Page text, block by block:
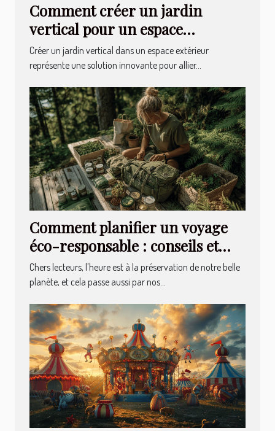
Comment créer un jardin
vertical pour un espace
extérieur durable
Créer un jardin vertical dans un espace extérieur
représente une solution innovante pour allier...
Comment planifier un voyage
éco-responsable : conseils et
astuces
Chers lecteurs, l'heure est à la préservation de notre belle
planète, et cela passe aussi par nos...